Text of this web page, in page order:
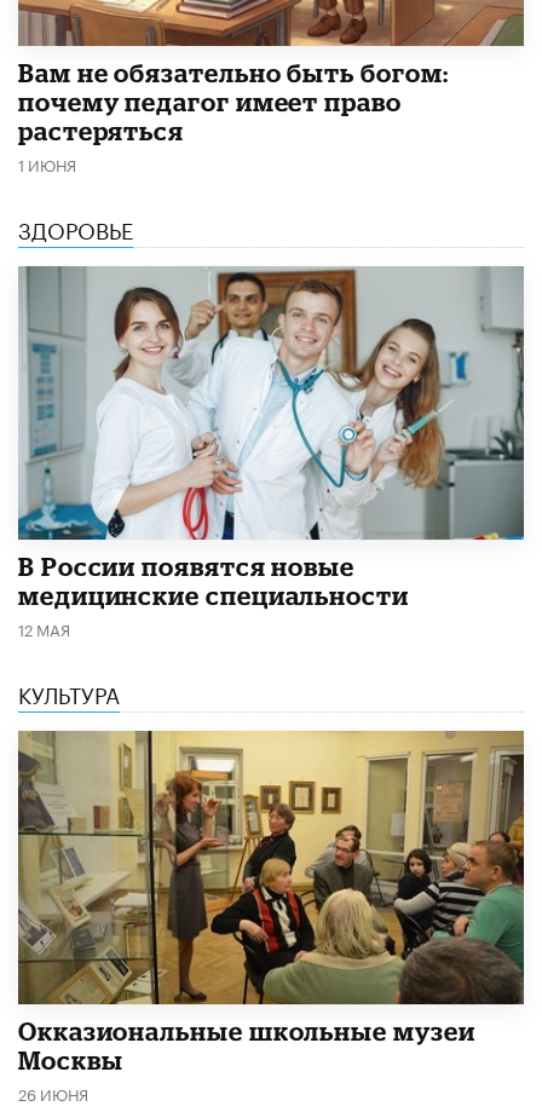
​Вам не обязательно быть богом:
почему педагог имеет право
растеряться
1 ИЮНЯ
ЗДОРОВЬЕ
В России появятся новые
медицинские специальности
12 МАЯ
КУЛЬТУРА
​Окказиональные школьные музеи
Москвы
26 ИЮНЯ